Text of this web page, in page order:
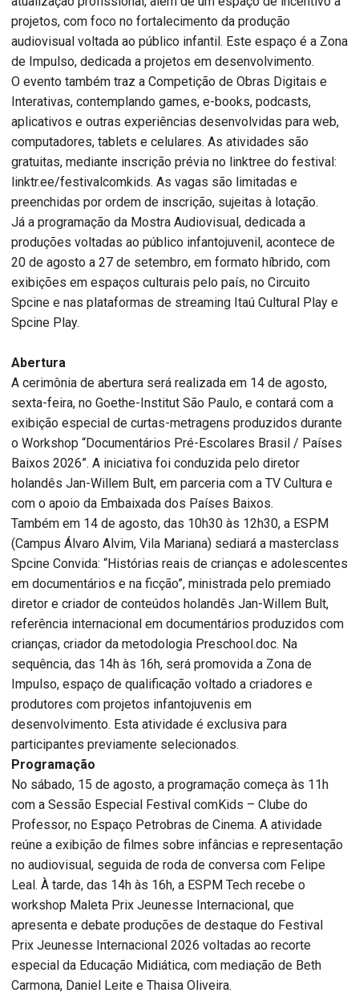
projetos, com foco no fortalecimento da produção
audiovisual voltada ao público infantil. Este espaço é a Zona
de Impulso, dedicada a projetos em desenvolvimento.
O evento também traz a Competição de Obras Digitais e
Interativas, contemplando games, e-books, podcasts,
aplicativos e outras experiências desenvolvidas para web,
computadores, tablets e celulares. As atividades são
gratuitas, mediante inscrição prévia no linktree do festival:
linktr.ee/festivalcomkids. As vagas são limitadas e
preenchidas por ordem de inscrição, sujeitas à lotação.
Já a programação da Mostra Audiovisual, dedicada a
produções voltadas ao público infantojuvenil, acontece de
20 de agosto a 27 de setembro, em formato híbrido, com
exibições em espaços culturais pelo país, no Circuito
Spcine e nas plataformas de streaming Itaú Cultural Play e
Spcine Play.
Abertura
A cerimônia de abertura será realizada em 14 de agosto,
sexta-feira, no Goethe-Institut São Paulo, e contará com a
exibição especial de curtas-metragens produzidos durante
o Workshop “Documentários Pré-Escolares Brasil / Países
Baixos 2026”. A iniciativa foi conduzida pelo diretor
holandês Jan-Willem Bult, em parceria com a TV Cultura e
com o apoio da Embaixada dos Países Baixos.
Também em 14 de agosto, das 10h30 às 12h30, a ESPM
(Campus Álvaro Alvim, Vila Mariana) sediará a masterclass
Spcine Convida: “Histórias reais de crianças e adolescentes
em documentários e na ficção”, ministrada pelo premiado
diretor e criador de conteúdos holandês Jan-Willem Bult,
referência internacional em documentários produzidos com
crianças, criador da metodologia Preschool.doc. Na
sequência, das 14h às 16h, será promovida a Zona de
Impulso, espaço de qualificação voltado a criadores e
produtores com projetos infantojuvenis em
desenvolvimento. Esta atividade é exclusiva para
participantes previamente selecionados.
Programação
No sábado, 15 de agosto, a programação começa às 11h
com a Sessão Especial Festival comKids – Clube do
Professor, no Espaço Petrobras de Cinema. A atividade
reúne a exibição de filmes sobre infâncias e representação
no audiovisual, seguida de roda de conversa com Felipe
Leal. À tarde, das 14h às 16h, a ESPM Tech recebe o
workshop Maleta Prix Jeunesse Internacional, que
apresenta e debate produções de destaque do Festival
Prix Jeunesse Internacional 2026 voltadas ao recorte
especial da Educação Midiática, com mediação de Beth
Carmona, Daniel Leite e Thaisa Oliveira.